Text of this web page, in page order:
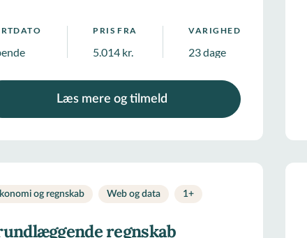
PRIS FRA
5.014 kr.
VARIGHED
23 dage
Læs mere og tilmeld
og regnskab Web og data 1+
regnskab